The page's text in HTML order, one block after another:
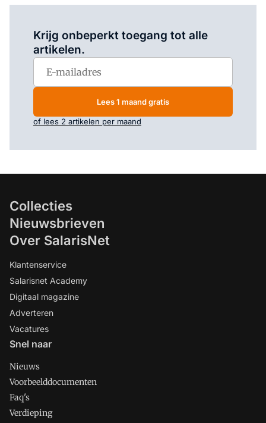
Krijg onbeperkt toegang tot alle
artikelen.
Lees 1 maand gratis
of lees 2 artikelen per maand
Collecties
Nieuwsbrieven
Over SalarisNet
Klantenservice
Salarisnet Academy
Digitaal magazine
Adverteren
Vacatures
Snel naar
Nieuws
Voorbeelddocumenten
Faq's
Verdieping